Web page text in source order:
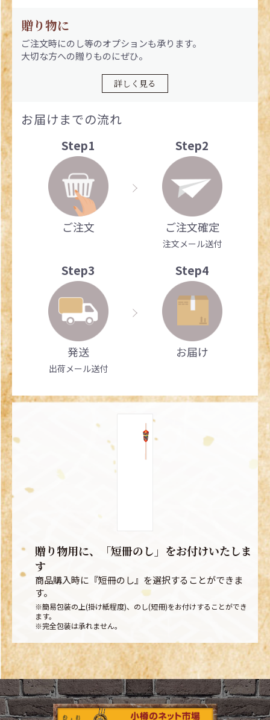
贈り物に
ご注文時にのし等のオプションも承ります。
大切な方への贈りものにぜひ。
詳しく見る
お届けまでの流れ
Step1
ご注文
Step2
ご注文確定
注文メール送付
Step3
発送
出荷メール送付
Step4
お届け
贈り物用に、「短冊のし」をお付けいたしま
す
商品購入時に『短冊のし』を選択することができま
す。
※簡易包装の上(掛け紙程度)、のし(短冊)をお付けすることができ
ます。
※完全包装は承れません。